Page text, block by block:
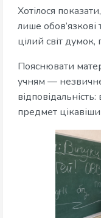
Хотілося
лише обов’язкові
цілий світ думок,
Пояснювати
учням —
предмет